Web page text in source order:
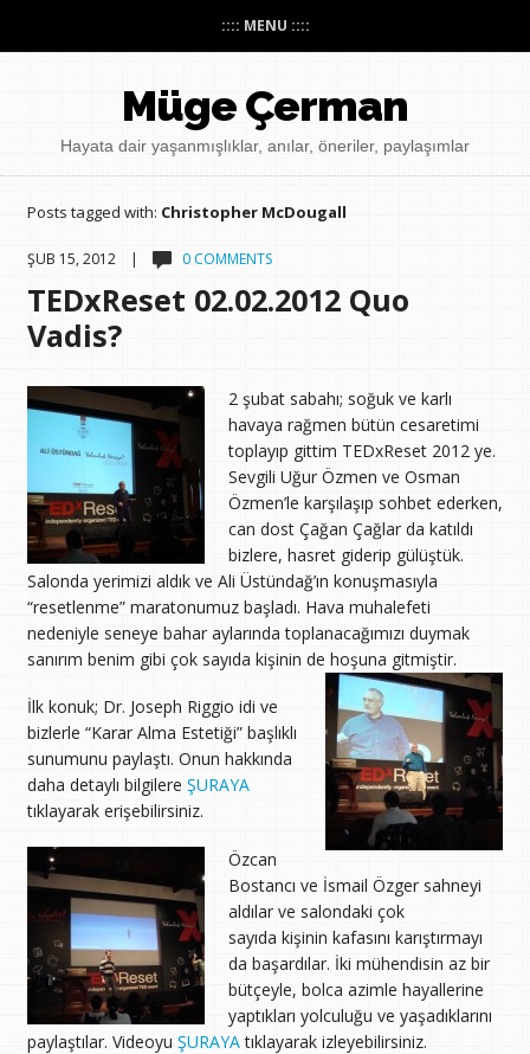
:::: MENU ::::
Müge Çerman
Hayata dair yaşanmışlıklar, anılar, öneriler, paylaşımlar
Posts tagged with: Christopher McDougall
ŞUB 15, 2012 | 0 COMMENTS
TEDxReset 02.02.2012 Quo
Vadis?
2 şubat sabahı; soğuk ve karlı
havaya rağmen bütün cesaretimi
toplayıp gittim TEDxReset 2012 ye.
Sevgili Uğur Özmen ve Osman
Özmen’le karşılaşıp sohbet ederken,
can dost Çağan Çağlar da katıldı
bizlere, hasret giderip gülüştük.
Salonda yerimizi aldık ve Ali Üstündağ’ın konuşmasıyla
“resetlenme” maratonumuz başladı. Hava muhalefeti
nedeniyle seneye bahar aylarında toplanacağımızı duymak
sanırım benim gibi çok sayıda kişinin de hoşuna gitmiştir.
İlk konuk; Dr. Joseph Riggio idi ve
bizlerle “Karar Alma Estetiği” başlıklı
sunumunu paylaştı. Onun hakkında
daha detaylı bilgilere ŞURAYA
tıklayarak erişebilirsiniz.
Özcan
Bostancı ve İsmail Özger sahneyi
aldılar ve salondaki çok
sayıda kişinin kafasını karıştırmayı
da başardılar. İki mühendisin az bir
bütçeyle, bolca azimle hayallerine
yaptıkları yolculuğu ve yaşadıklarını
paylaştılar. Videoyu ŞURAYAtıklayarak izleyebilirsiniz.